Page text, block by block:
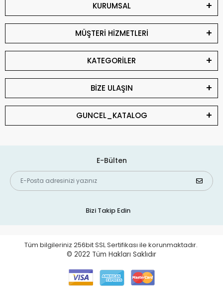
KURUMSAL
MÜŞTERİ HİZMETLERİ
KATEGORİLER
BİZE ULAŞIN
GUNCEL_KATALOG
E-Bülten
Bizi Takip Edin
Tüm bilgileriniz 256bit SSL Sertifikası ile korunmaktadır.
© 2022 Tüm Hakları Saklıdır